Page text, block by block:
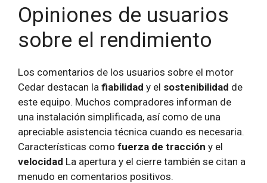
Opiniones de usuarios
sobre el rendimiento
Los comentarios de los usuarios sobre el motor
Cedar destacan la fiabilidad y el sostenibilidad de
este equipo. Muchos compradores informan de
una instalación simplificada, así como de una
apreciable asistencia técnica cuando es necesaria.
Características como fuerza de tracción y el
velocidad La apertura y el cierre también se citan a
menudo en comentarios positivos.